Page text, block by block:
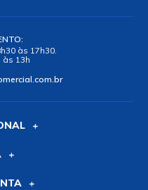
às 17h30.
às 13h